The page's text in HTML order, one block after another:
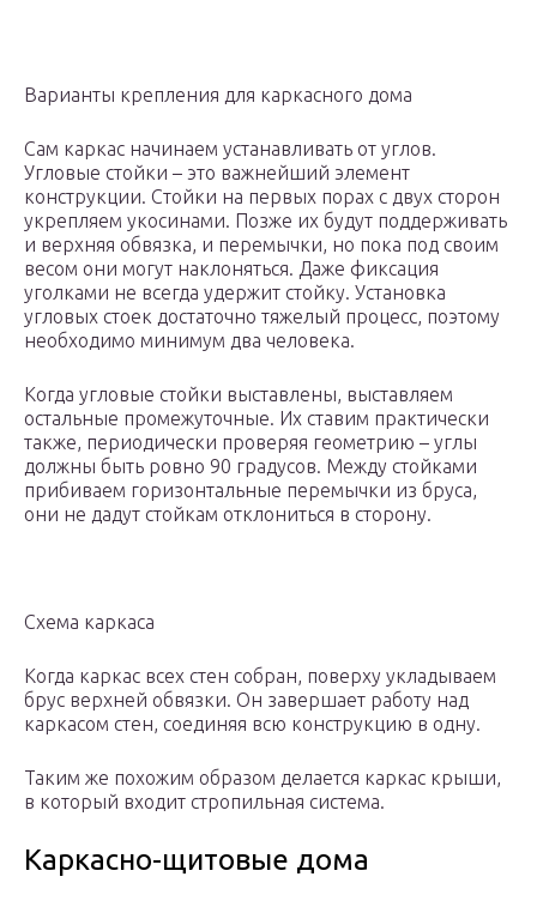
Варианты крепления для каркасного дома
Сам каркас начинаем устанавливать от углов.
Угловые стойки – это важнейший элемент
конструкции. Стойки на первых порах с двух сторон
укрепляем укосинами. Позже их будут поддерживать
и верхняя обвязка, и перемычки, но пока под своим
весом они могут наклоняться. Даже фиксация
уголками не всегда удержит стойку. Установка
угловых стоек достаточно тяжелый процесс, поэтому
необходимо минимум два человека.
Когда угловые стойки выставлены, выставляем
остальные промежуточные. Их ставим практически
также, периодически проверяя геометрию – углы
должны быть ровно 90 градусов. Между стойками
прибиваем горизонтальные перемычки из бруса,
они не дадут стойкам отклониться в сторону.
Схема каркаса
Когда каркас всех стен собран, поверху укладываем
брус верхней обвязки. Он завершает работу над
каркасом стен, соединяя всю конструкцию в одну.
Таким же похожим образом делается каркас крыши,
в который входит стропильная система.
Каркасно-щитовые дома